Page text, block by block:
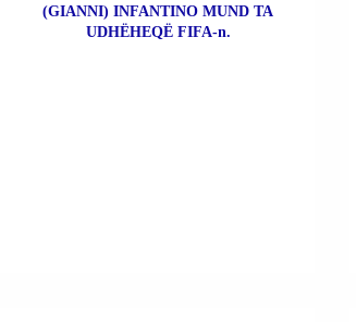
(GIANNI) INFANTINO MUND TA
UDHËHEQË FIFA-n.